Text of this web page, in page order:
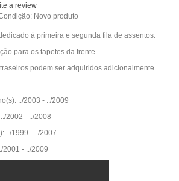
a review
Novo produto
à primeira e segunda fila de assentos.
para os tapetes da frente.
podem ser adquiridos adicionalmente.
../2003 - ../2009
2002 - ../2008
../1999 - ../2007
2001 - ../2009